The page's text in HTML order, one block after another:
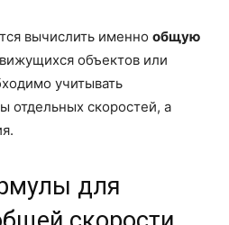
вычислить именно общую
объектов или
учитывать
отдельных скоростей, а
для